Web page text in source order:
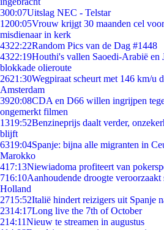
300:07Uitslag NEC - Telstar
1200:05Vrouw krijgt 30 maanden cel
misdienaar in kerk
4322:22Random Pics van de Dag #1448
4322:19Houthi's vallen Saoedi-Arabië en
blokkade olieroute
2621:30Wegpiraat scheurt met 146 km/u
Amsterdam
3920:08CDA en D66 willen ingrijpen
ongemerkt filmen
1319:52Benzineprijs daalt verder,
blijft
6319:04Spanje: bijna alle migranten in
Marokko
417:13Niewiadoma profiteert van
716:10Aanhoudende droogte
Holland
2715:52Italië hindert reizigers uit Spanje
2314:17Long live the 7th of October
214:11Nieuw te streamen in augustus